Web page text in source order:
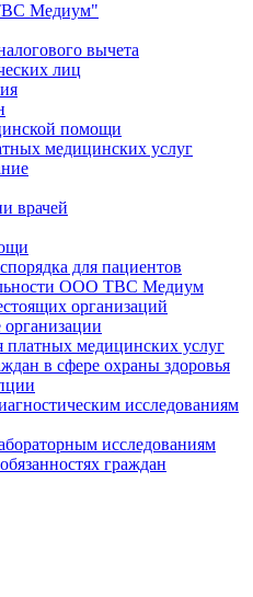
Медиум"
вычета
лиц
помощи
медицинских услуг
врачей
для пациентов
ООО ТВС Медиум
организаций
платных медицинских услуг
в сфере охраны здоровья
исследованиям
исследованиям
граждан